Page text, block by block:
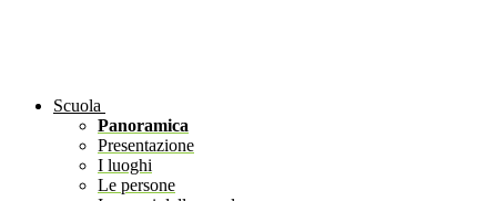
Scuola
Panoramica
Presentazione
I luoghi
Le persone